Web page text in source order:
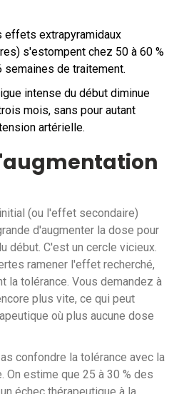
effets extrapyramidaux
s'estompent chez 50 à 60 %
de traitement.
intense du début diminue
mois, sans pour autant
artérielle.
(ou l'effet secondaire)
d'augmenter la dose pour
début. C'est un cercle vicieux.
ramener l'effet recherché,
la tolérance. Vous demandez à
plus vite, ce qui peut
où plus aucune dose
confondre la tolérance avec la
On estime que 25 à 30 % des